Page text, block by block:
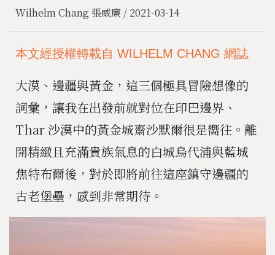
Wilhelm Chang 張威廉 / 2021-03-14
本文經授權轉載自 WILHELM CHANG 網誌
大漠、邊疆與黃金，這三個極具冒險想像的
詞彙，讓我在出發前就對位在印巴邊界、
Thar 沙漠中的黃金城齋沙默爾很是嚮往。離
開精緻且充滿貴族氣息的白城烏代浦與藍城
焦特布爾後，對於即將前往這座鎮守邊疆的
古老堡壘，感到非常期待。